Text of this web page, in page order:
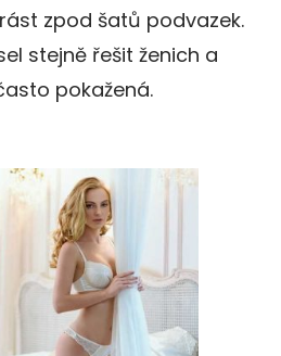
zpod šatů podvazek.
stejně řešit ženich a
pokažená.